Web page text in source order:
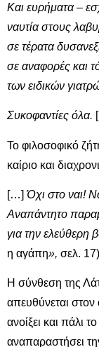
Και ευρήματα ‒
ναυτία στους
σε τέρατα
σε αναφορές και
των ειδικών
Συκοφαντίες όλα.
Το φιλοσοφικό
καίριο και
[…] Όχι στο ναι!
Αναπάντητο
για την ελεύθερη
η αγάπη», σελ. 17)
Η σύνθεση της
απευθύνεται στον
ανοίξει και πάλι
αναπαραστήσει